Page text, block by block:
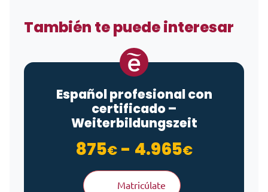
También te puede interesar
Español profesional con
certificado –
Weiterbildungszeit
875€ - 4.965€Rango
Matricúlate